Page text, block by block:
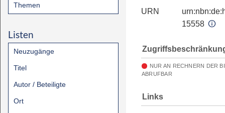
Themen
Listen
Neuzugänge
Titel
Autor / Beteiligte
Ort
URN
15558
NUR AN RECHNERN DER
ABRUFBAR
Links